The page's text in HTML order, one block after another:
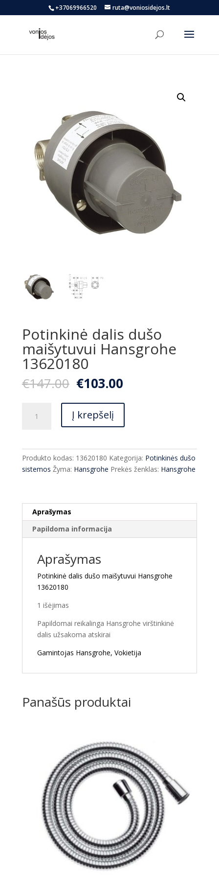
+37069966520 ruta@voniosidejos.lt
Potinkinė dalis dušo
maišytuvui Hansgrohe
13620180
€147.00 Original
price
was:
€147.00.
€103.00Current
is:
kiekis:
dušo
maišytuvui
Į krepšelį
Produkto kodas: 13620180 Kategorija: Potinkinės dušo
sistemos Žyma: Hansgrohe Prekės ženklas: Hansgrohe
Aprašymas
Papildoma informacija
Aprašymas
Potinkinė dalis dušo maišytuvui Hansgrohe
13620180
1 išėjimas
Papildomai reikalinga Hansgrohe virštinkinė
dalis užsakoma atskirai
Gamintojas Hansgrohe, Vokietija
Panašūs produktai